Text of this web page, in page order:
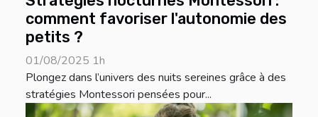
comment favoriser l'autonomie des
petits ?
01/08/2025 1h
Plongez dans l’univers des nuits sereines grâce à des
stratégies Montessori pensées pour...